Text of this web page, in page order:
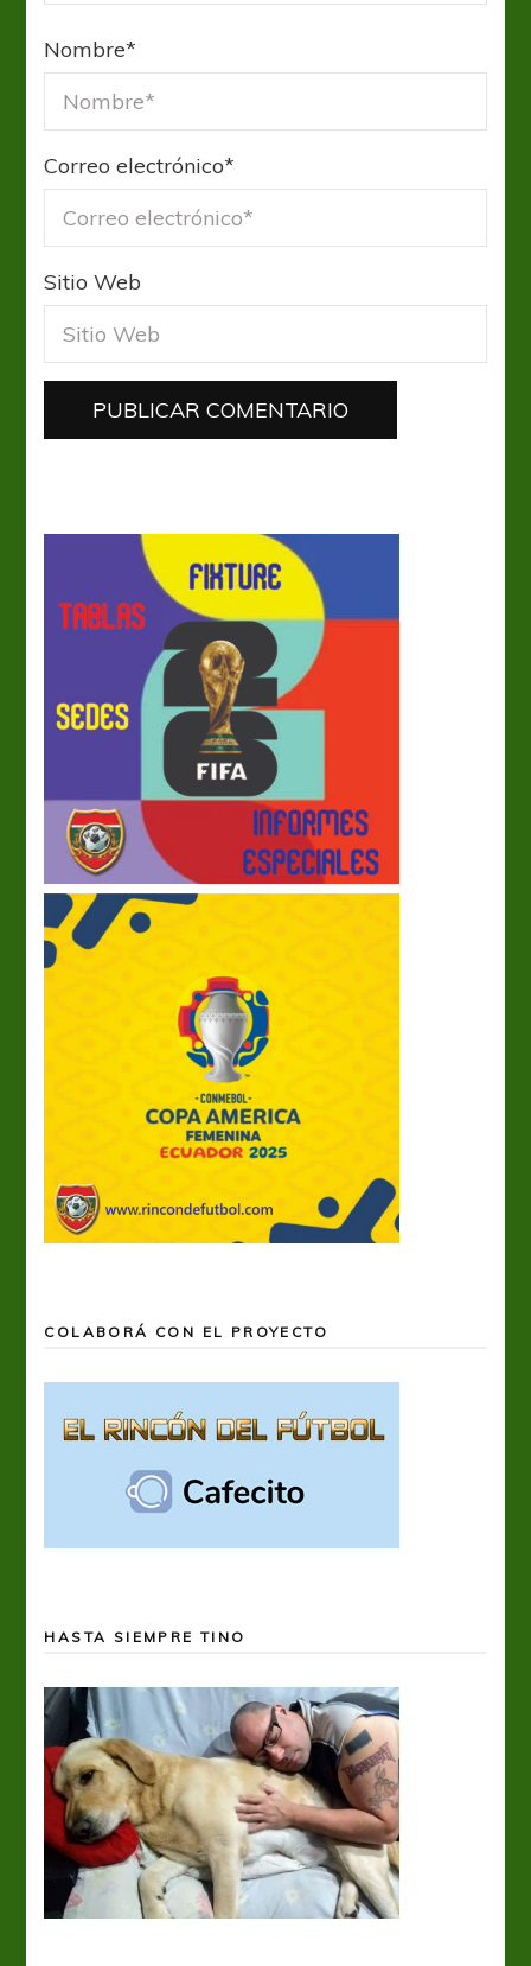
Nombre*
Correo electrónico*
Sitio Web
COLABORÁ CON EL PROYECTO
HASTA SIEMPRE TINO